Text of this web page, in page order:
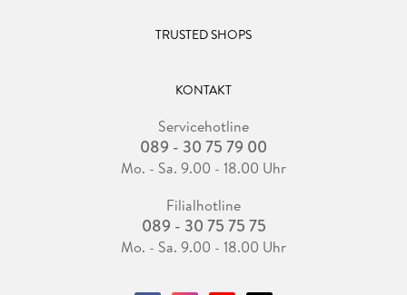
TRUSTED SHOPS
KONTAKT
Servicehotline
089 - 30 75 79 00
Mo. - Sa. 9.00 - 18.00 Uhr
Filialhotline
089 - 30 75 75 75
Mo. - Sa. 9.00 - 18.00 Uhr